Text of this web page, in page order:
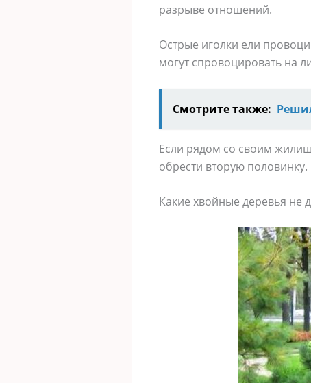
разрыве отношений.
Острые иголки ели
могут спровоцировать на
Смотрите также:
Если рядом со своим
обрести вторую половинку.
Какие хвойные деревья